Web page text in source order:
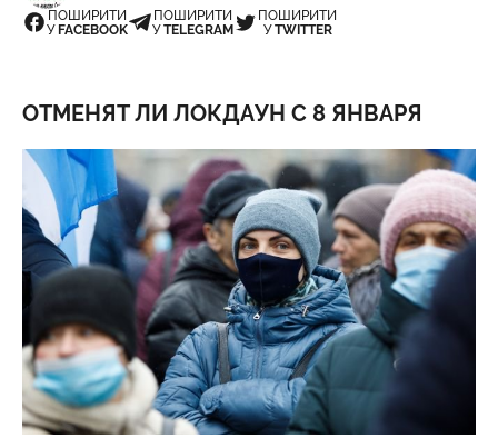
ПОШИРИТИ
У FACEBOOK
ПОШИРИТИ
УTELEGRAM
ПОШИРИТИ
УTWITTER
ОТМЕНЯТ ЛИ ЛОКДАУН С 8 ЯНВАРЯ